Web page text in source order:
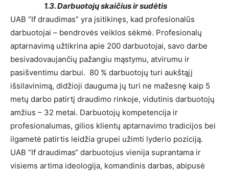
1.3. Darbuotojų skaičius ir sudėtis
UAB “If draudimas” yra įsitikinęs, kad profesionalūs
darbuotojai – bendrovės veiklos sėkmė. Profesionalų
aptarnavimą užtikrina apie 200 darbuotojai, savo darbe
besivadovaujančių pažangiu mąstymu, atvirumu ir
pasišventimu darbui. 80 % darbuotojų turi aukštąjį
išsilavinimą, didžioji dauguma jų turi ne mažesnę kaip 5
metų darbo patirtį draudimo rinkoje, vidutinis darbuotojų
amžius – 32 metai. Darbuotojų kompetencija ir
profesionalumas, gilios klientų aptarnavimo tradicijos bei
ilgametė patirtis leidžia grupei užimti lyderio poziciją.
UAB “If draudimas“ darbuotojus vienija suprantama ir
visiems artima ideologija, komandinis darbas, abipusė